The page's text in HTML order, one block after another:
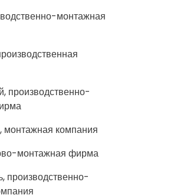
монтажная
производственно-
компания
монтажная фирма
производственно-